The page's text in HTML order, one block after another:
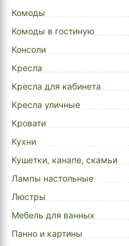
Комоды
Комоды в гостиную
Консоли
Кресла
Кресла для кабинета
Кресла уличные
Кровати
Кухни
Кушетки, канапе, скамьи
Лампы настольные
Люстры
Мебель для ванных
Панно и картины